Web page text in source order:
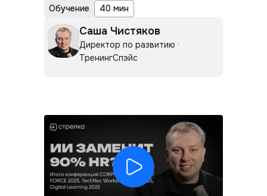
Обучение 40 мин
Саша Чистяков
Директор по развитию ·
ТренингСпэйс